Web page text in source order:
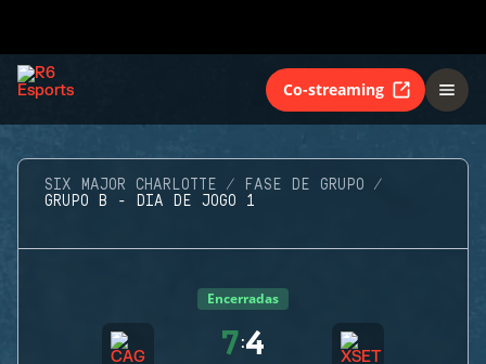
Co-streaming
SIX MAJOR CHARLOTTE
FASE DE GRUPO
GRUPO B - DIA DE JOGO 1
Encerradas
7:4